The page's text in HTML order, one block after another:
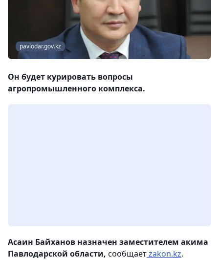
pavlodar.gov.kz
Он будет курировать вопросы
агропромышленного комплекса.
Асаин Байханов назначен заместителем акима
Павлодарской области, сообщаетzakon.kz.